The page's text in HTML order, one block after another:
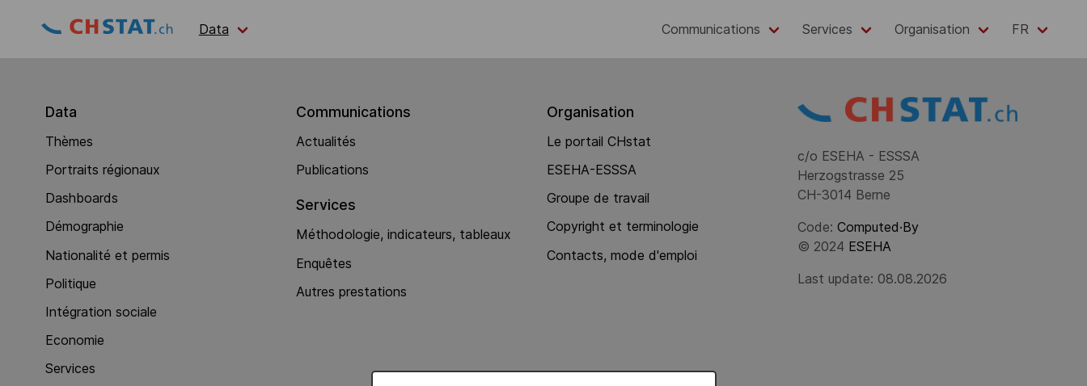
Data Communications Services Organisation FR
Data
Thèmes
Portraits régionaux
Dashboards
Démographie
Nationalité et permis
Politique
Intégration sociale
Economie
Services
Communications
Actualités
Publications
Services
Méthodologie, indicateurs, tableaux
Enquêtes
Autres prestations
Organisation
Le portail CHstat
ESEHA-ESSSA
Groupe de travail
Copyright et terminologie
Contacts, mode d'emploi
c/o ESEHA - ESSSA
Herzogstrasse 25
CH-3014 Berne
Code: Computed·By
© 2024 ESEHA
Last update: 08.08.2026